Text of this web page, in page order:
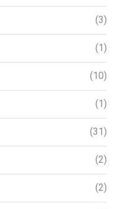
(3)
(1)
(10)
(1)
(31)
(2)
(2)